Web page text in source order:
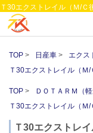
Ｔ30エクストレイル（Ｍ/Ｃ
量ランプステー） ｜4WD
ンピング部品までご提案の
TOP 日産車
エクス
Ｔ30エクストレイル（Ｍ/
TOP
ＤＯＴＡＲＭ（
Ｔ30エクストレイル（Ｍ/
Ｔ30エクストレ